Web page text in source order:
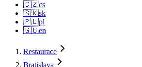
🇨🇿cs
🇸🇰sk
🇵🇱pl
🇬🇧en
Restaurace
Bratislava